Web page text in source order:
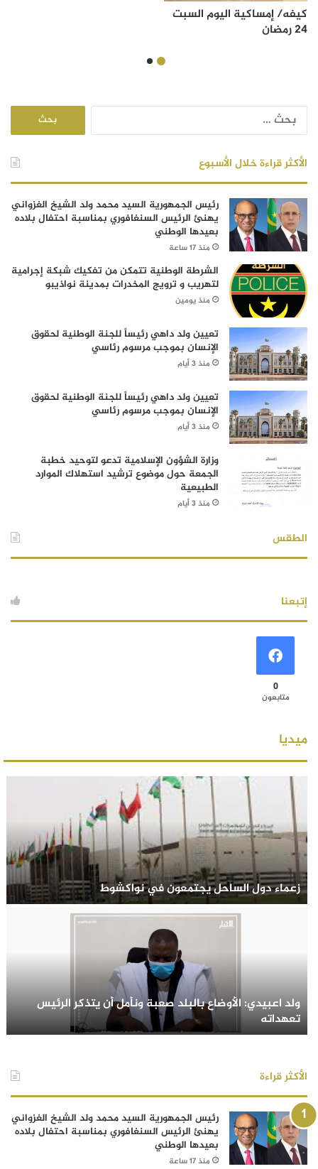
كيفه/ إمساكية اليوم السبت
24 رمضان
الأكثر قراءة خلال الأسبوع
رئيس الجمهورية السيد محمد ولد الشيخ الغزواني
يهنئ الرئيس السنغافوري بمناسبة احتفال بلاده
بعيدها الوطني
منذ 17 ساعة
الشرطة الوطنية تتمكن من تفكيك شبكة إجرامية
لتهريب و ترويج المخدرات بمدينة نواذيبو
منذ يومين
تعيين ولد داهي رئيساً للجنة الوطنية لحقوق
الإنسان بموجب مرسوم رئاسي
منذ 3 أيام
تعيين ولد داهي رئيساً للجنة الوطنية لحقوق
الإنسان بموجب مرسوم رئاسي
منذ 3 أيام
وزارة الشؤون الإسلامية تدعو لتوحيد خطبة
الجمعة حول موضوع ترشيد استهلاك الموارد
الطبيعية
منذ 3 أيام
الطقس
إتبعنا
0
متابعون
ميديا
زعماء دول الساحل يجتمعون في نواكشوط
ولد اعبيدي: الأوضاع بالبلد صعبة ونأمل أن يتذكر الرئيس
تعهداته
الأكثر قراءة
رئيس الجمهورية السيد محمد ولد الشيخ الغزواني
يهنئ الرئيس السنغافوري بمناسبة احتفال بلاده
بعيدها الوطني
منذ 17 ساعة